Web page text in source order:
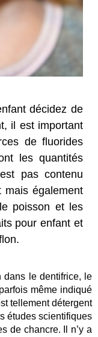
décidez de
il est important
de fluorides
les quantités
pas contenu
mais également
poisson et les
pour enfant et
dans le dentifrice, le
même indiqué
tellement détergent
études scientifiques
de chancre. Il n’y a